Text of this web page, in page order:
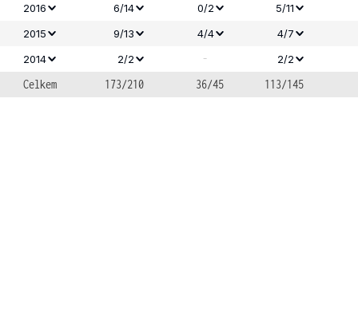
2016
6/14 0/2
5/11
2015
9/13 4/4
4/7
2014
2/2 - 2/2
Celkem 173/210 36/45 113/145